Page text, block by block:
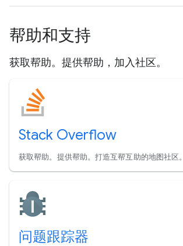
帮助和支持
获取帮助。提供帮助，加入社区。
Stack Overflow
获取帮助。提供帮助。打造互帮互助的地图社区。
问题跟踪器